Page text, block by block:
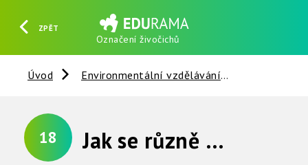
ZPĚT
Označení živočichů
HLEDAT REGISTROVAT PŘIHLÁSIT SE
Úvod Environmentální vzdělávání
18 Jak se různě označují živočichové - lovci ?